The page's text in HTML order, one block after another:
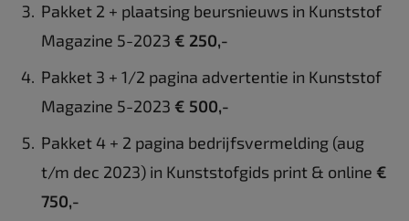
Pakket 2 + plaatsing beursnieuws in Kunststof
Magazine 5-2023 € 250,-
Pakket 3 + 1/2 pagina advertentie in Kunststof
Magazine 5-2023 € 500,-
Pakket 4 + 2 pagina bedrijfsvermelding (aug
t/m dec 2023) in Kunststofgids print & online €
750,-